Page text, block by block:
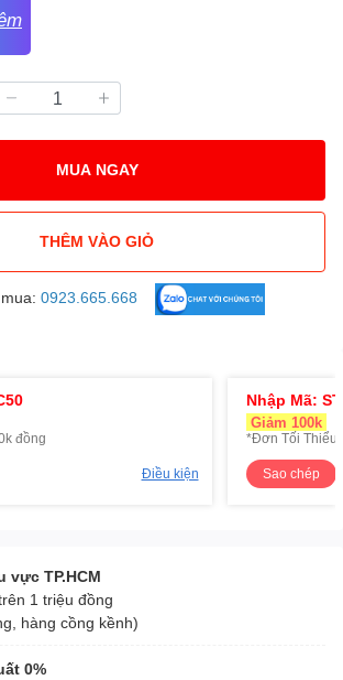
MUA NGAY
THÊM VÀO GIỎ
0923.665.668
đồng
Điều kiện
Nhập Mã:
Giảm 100k
*Đơn Tối Thiểu
Sao chép
vực TP.HCM
1 triệu đồng
hàng cồng kềnh)
0%